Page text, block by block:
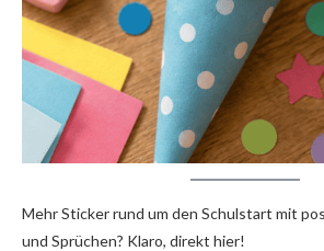
Mehr Sticker rund um den Schulstart mit
und Sprüchen? Klaro, direkt hier!